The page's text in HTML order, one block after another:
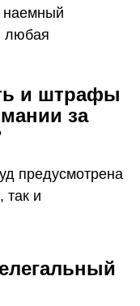
наемный
любая
и штрафы
за
предусмотрена
так и